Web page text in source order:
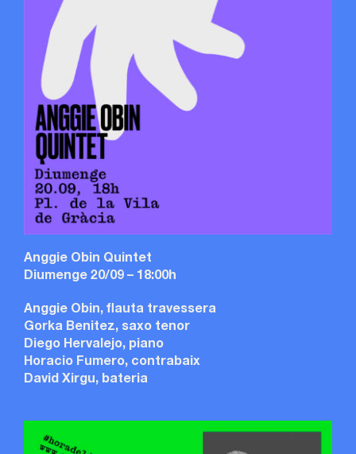
Anggie Obin Quintet
Diumenge 20/09 – 18:00h
Anggie Obin, flauta travessera
Gorka Benitez, saxo tenor
Diego Hervalejo, piano
Horacio Fumero, contrabaix
David Xirgu, bateria